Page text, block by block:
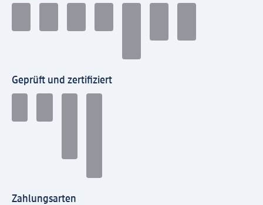
Geprüft und zertifiziert
Zahlungsarten